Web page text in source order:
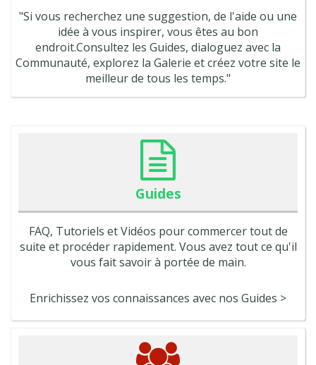
"Si vous recherchez une suggestion, de l'aide ou une
idée à vous inspirer, vous êtes au bon
endroit.Consultez les Guides, dialoguez avec la
Communauté, explorez la Galerie et créez votre site le
meilleur de tous les temps."
Guides
FAQ, Tutoriels et Vidéos pour commercer tout de
suite et procéder rapidement. Vous avez tout ce qu'il
vous fait savoir à portée de main.
Enrichissez vos connaissances avec nos Guides >